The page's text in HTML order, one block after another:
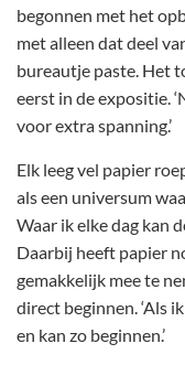
begonnen met het
met alleen dat deel
bureautje paste. Het
eerst in de expositie.
voor extra spanning.’
Elk leeg vel papier
als een universum
Waar ik elke dag kan
Daarbij heeft papier
gemakkelijk mee te
direct beginnen. ‘Als
en kan zo beginnen.’